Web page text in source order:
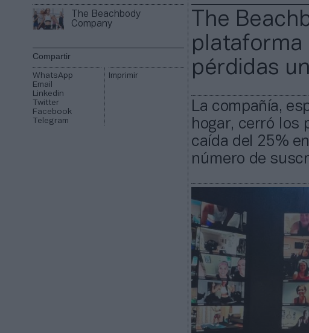
The Beachbody
Company
Compartir
WhatsApp
Email
Linkedin
Twitter
Facebook
Telegram
Imprimir
The
plataforma
pérdidas
La compañía,
hogar, cerró los
caída del 25%
número de